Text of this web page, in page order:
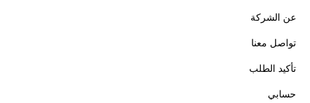
عن الشركة
تواصل معنا
تأكيد الطلب
حسابي